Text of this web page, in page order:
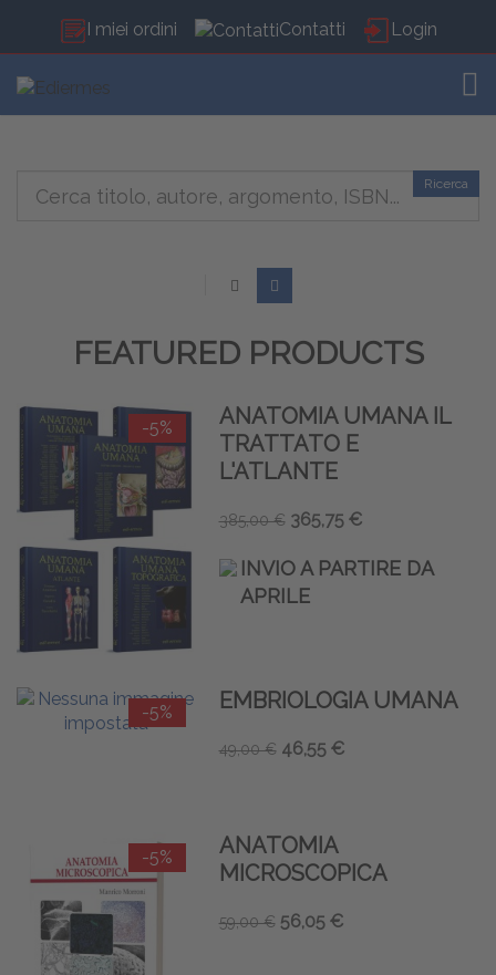
I miei ordini Contatti Login
Ricerca
FEATURED PRODUCTS
-5%
ANATOMIA UMANA IL
TRATTATO E
L'ATLANTE
385,00 € 365,75 €
INVIO A PARTIRE DA
APRILE
-5% EMBRIOLOGIA UMANA
49,00 € 46,55 €
-5%
ANATOMIA
MICROSCOPICA
59,00 € 56,05 €